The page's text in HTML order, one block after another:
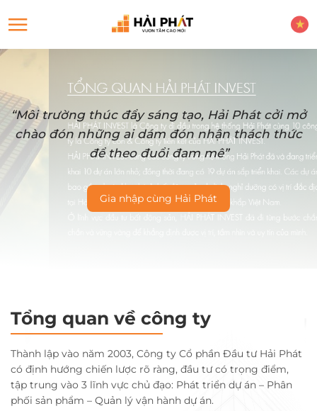
“Môi trường thúc đẩy sáng tạo, Hải Phát cởi mở
chào đón những ai dám đón nhận thách thức
để theo đuổi đam mê”
Gia nhập cùng Hải Phát
Tổng quan về công ty
Thành lập vào năm 2003, Công ty Cổ phần Đầu tư Hải Phát
có định hướng chiến lược rõ ràng, đầu tư có trọng điểm,
tập trung vào 3 lĩnh vực chủ đạo: Phát triển dự án – Phân
phối sản phẩm – Quản lý vận hành dự án.